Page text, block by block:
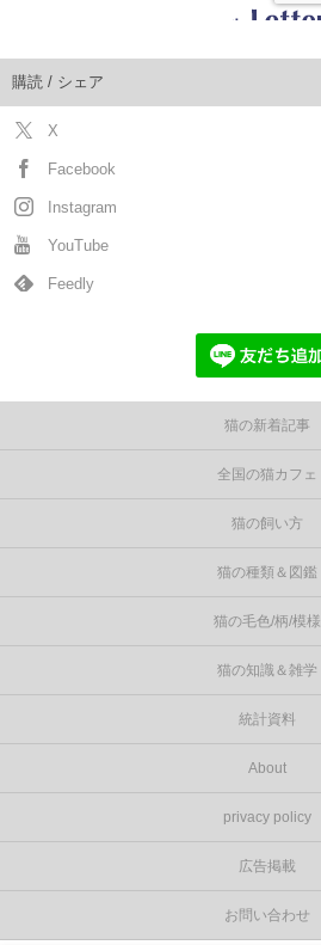
購読 / シェア
X
Facebook
Instagram
YouTube
Feedly
猫の新着記事
全国の猫カフェ
猫の飼い方
猫の種類＆図鑑
猫の毛色/柄/模様
猫の知識＆雑学
統計資料
About
privacy policy
広告掲載
お問い合わせ